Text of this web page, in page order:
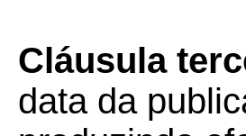
Cláusula
data da